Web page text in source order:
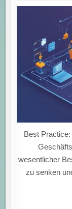
Best
wesentlicher
zu senken